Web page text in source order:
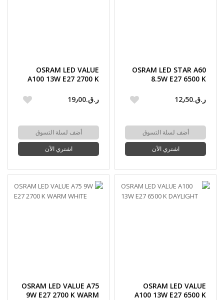
OSRAM LED STAR A60
8.5W E27 6500 K
ر.ق.‏12٫50
أضف لسلة التسوق
اشتري الآن
OSRAM LED VALUE
A100 13W E27 2700 K
ر.ق.‏19٫00
أضف لسلة التسوق
اشتري الآن
OSRAM LED VALUE
A100 13W E27 6500 K
OSRAM LED VALUE A75
9W E27 2700 K WARM